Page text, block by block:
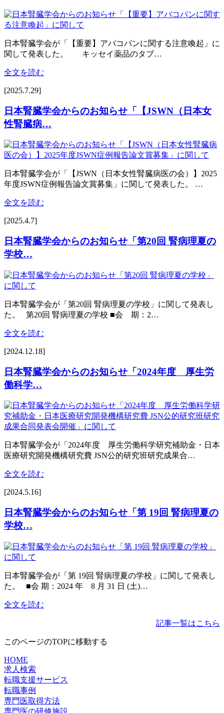
日本腎臓学会が「【重要】アバコパンに関する注意喚起」に
関して発表した。 キッセイ薬品のタブ…
全文を読む
[2025.7.29]
日本腎臓学会からのお知らせ「【JSWN（日本女
性腎臓病…
日本腎臓学会が「【JSWN（日本女性腎臓病医の会）】2025
年度JSWN症例報告論文賞募集」に関して発表した。 …
全文を読む
[2025.4.7]
日本腎臓学会からのお知らせ「第20回 腎病理夏の
学校…
日本腎臓学会が「第20回 腎病理夏の学校」に関して発表し
た。 第20回 腎病理夏の学校 ■会 期：2…
全文を読む
[2024.12.18]
日本腎臓学会からのお知らせ「2024年度 厚生労
働科学…
日本腎臓学会が「2024年度 厚生労働科学研究補助金・日本
医療研究開発機構研究費 JSN公的研究班研究成果合…
全文を読む
[2024.5.16]
日本腎臓学会からのお知らせ「第 19回 腎病理夏の
学校…
日本腎臓学会が「第 19回 腎病理夏の学校」に関して発表し
た。 ■会 期：2024 年 8 月 31 日 (土)…
全文を読む
記事一覧はこちら
このページのTOPに移動する
HOME
求人検索
転職支援サービス
転職事例
専門医取得方法
専門医の研修施設